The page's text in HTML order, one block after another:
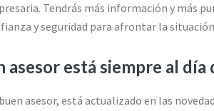
Tendrás más información y más
y seguridad para afrontar la
asesor está siempre al día
asesor, está actualizado en las